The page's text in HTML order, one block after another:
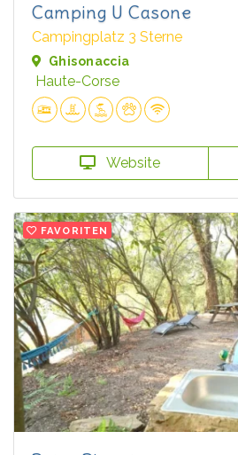
Camping U Casone
Campingplatz 3 Sterne
Ghisonaccia
Haute-Corse
Website
FAVORITEN